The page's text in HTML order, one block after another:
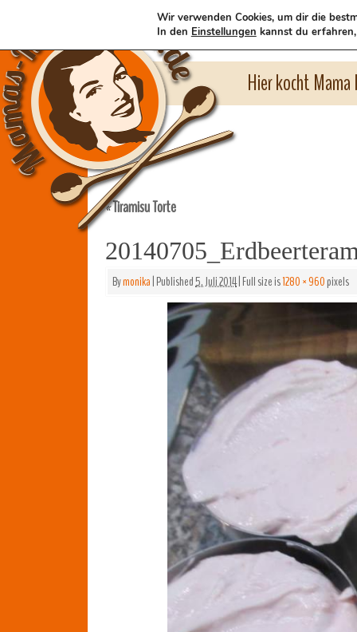
Hier kocht
«Tiramisu Torte
Bymonika|Published5. Juli 2014|Full size is1280 × 960pixels
Wir verwenden Cookies, um dir die
In den Einstellungen kannst du